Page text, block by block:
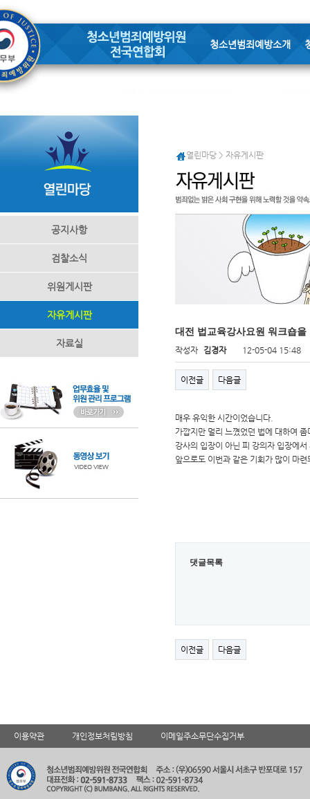
청소년범죄예방소개
공지사항
검찰소식
위원게시판
자유게시판
자료실
열린마당 > 자유게시판
대전 법교육강사요원 워크숍을
작성자 김경자 12-05-04 15:48
이전글 다음글
매우 유익한 시간이었습니다.
가깝지만 멀리 느꼈었던 법에 대하여
강사의 입장이 아닌 피 강의자 입장에
앞으로도 이번과 같은 기회가 많이 마
댓글목록
이전글 다음글
이용약관 개인정보처림방침 이메일주소무단수집거부